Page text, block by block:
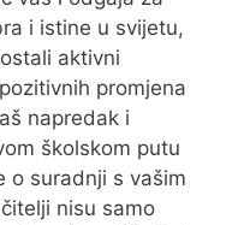
i istine u svijetu,
aktivni
promjena
napredak i
školskom putu
o suradnji s vašim
nisu samo